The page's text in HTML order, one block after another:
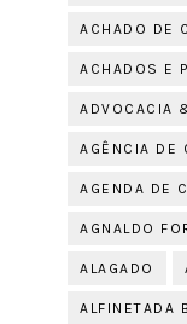
ACHADO DE
ACHADOS E
ADVOCACIA
AGÊNCIA DE
AGENDA DE
AGNALDO
ALAGADO
ALFINETADA